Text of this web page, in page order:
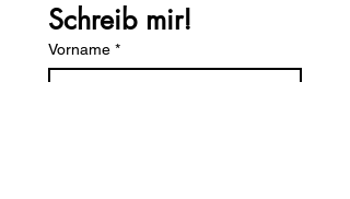
Schreib mir!
Vorname *